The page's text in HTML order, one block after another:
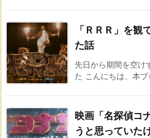
「ＲＲＲ」を観
た話
先日から期間を空け
た こんにちは、本
映画「名探偵コ
うと思っていた